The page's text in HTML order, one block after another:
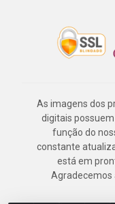
As imagens dos
digitais
função do
constante
está em
Agradecemos